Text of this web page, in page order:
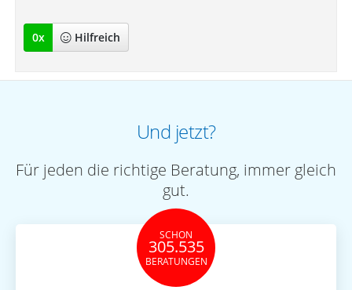
0x Hilfreich
Und jetzt?
Für jeden die richtige Beratung, immer gleich
gut.
SCHON
305.535
BERATUNGEN